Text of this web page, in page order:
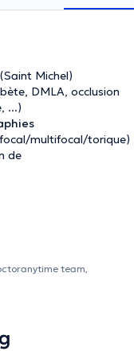
Michel)
DMLA, occlusion
...)
multifocal/torique)
de
team,